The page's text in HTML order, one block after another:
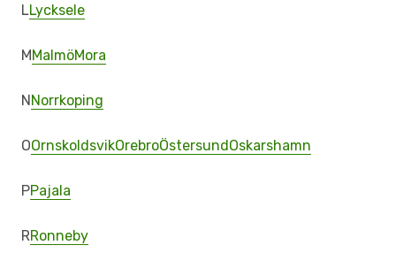
LLycksele
MMalmöMora
NNorrkoping
OOrnskoldsvikOrebroÖstersundOskarshamn
PPajala
RRonneby